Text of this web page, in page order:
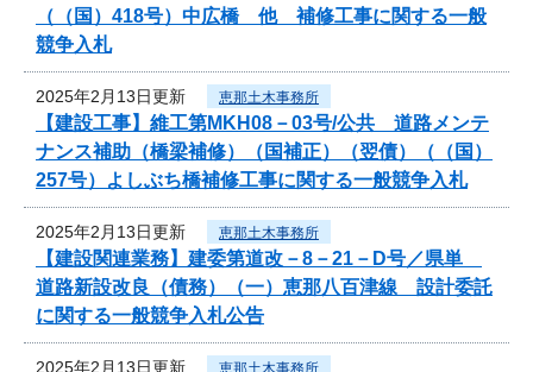
（（国）418号）中広橋 他 補修工事に関する一般
競争入札
2025年2月13日更新 恵那土木事務所
【建設工事】維工第MKH08－03号/公共 道路メンテ
ナンス補助（橋梁補修）（国補正）（翌債）（（国）
257号）よしぶち橋補修工事に関する一般競争入札
2025年2月13日更新 恵那土木事務所
【建設関連業務】建委第道改－8－21－D号／県単
道路新設改良（債務）（一）恵那八百津線 設計委託
に関する一般競争入札公告
2025年2月13日更新 恵那土木事務所